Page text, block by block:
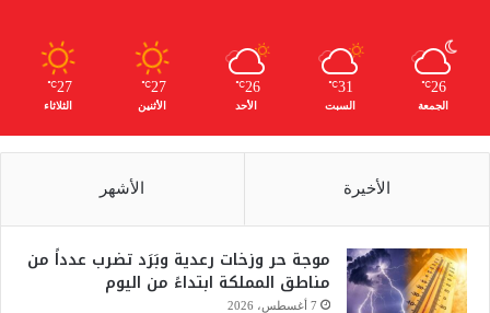
26
℃
الجمعة
31
℃
السبت
26
℃
الأحد
27
℃
الأثنين
27
℃
الثلاثاء
الأخيرة الأشهر
موجة حر وزخات رعدية وبَرَد تضرب عدداً من
مناطق المملكة ابتداءً من اليوم
7 أغسطس، 2026